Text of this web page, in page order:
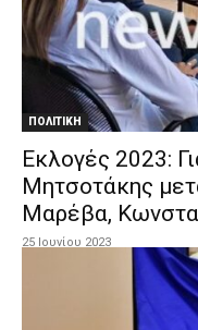
ΠΟΛΙΤΙΚΗ
Εκλογές 2023:
Μητσοτάκης
Μαρέβα,
25 Ιουνίου 2023